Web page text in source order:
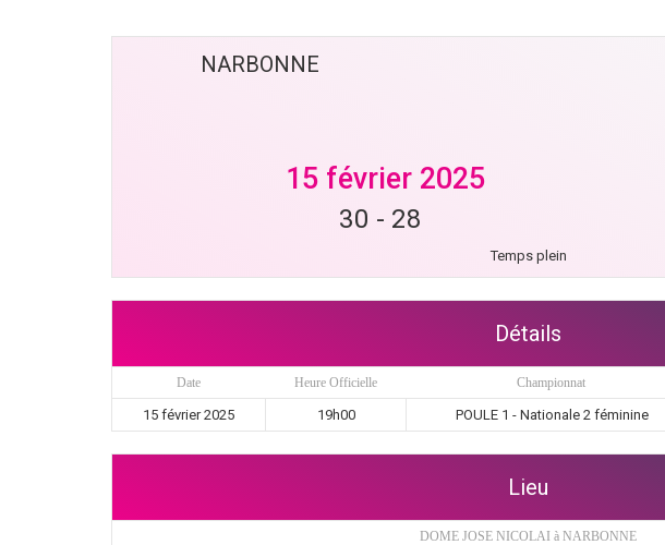
NARBONNE
15 février 2025
30 - 28
Temps plein
Détails
Date Heure Officielle Championnat
15 février 2025 19h00 POULE 1 - Nationale 2 féminine
Lieu
DOME JOSE NICOLAI à NARBONNE